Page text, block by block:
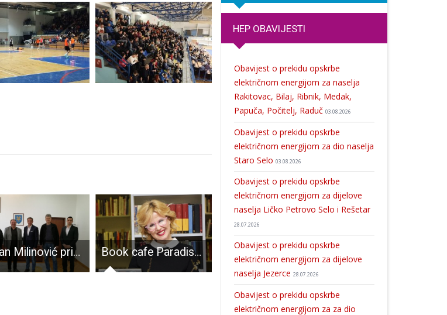
Župan Milinović primio tim koji se brine o glazbenoj karijeri senjskog Pavarottija Mateja Prpića Book cafe Paradiso ponovno priprema važan društveni događaj LIJEPO: Rux Gospiću za Dan grada poklonio natjecanje snagatora
HEP OBAVIJESTI
Obavijest o prekidu opskrbe
električnom energijom za naselja
Rakitovac, Bilaj, Ribnik, Medak,
Papuča, Počitelj, Raduč 03.08.2026
Obavijest o prekidu opskrbe
električnom energijom za dio naselja
Staro Selo 03.08.2026
Obavijest o prekidu opskrbe
električnom energijom za dijelove
naselja Ličko Petrovo Selo i Rešetar
28.07.2026
Obavijest o prekidu opskrbe
električnom energijom za dijelove
naselja Jezerce 28.07.2026
Obavijest o prekidu opskrbe
električnom energijom za za dio